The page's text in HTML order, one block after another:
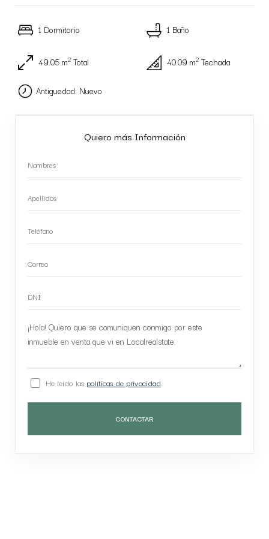
1 Dormitorio 1 Baño
49.05 m2 Total 40.09 m2 Techada
Antiguedad: Nuevo
Quiero más Información
He leído las políticas de privacidad
CONTACTAR